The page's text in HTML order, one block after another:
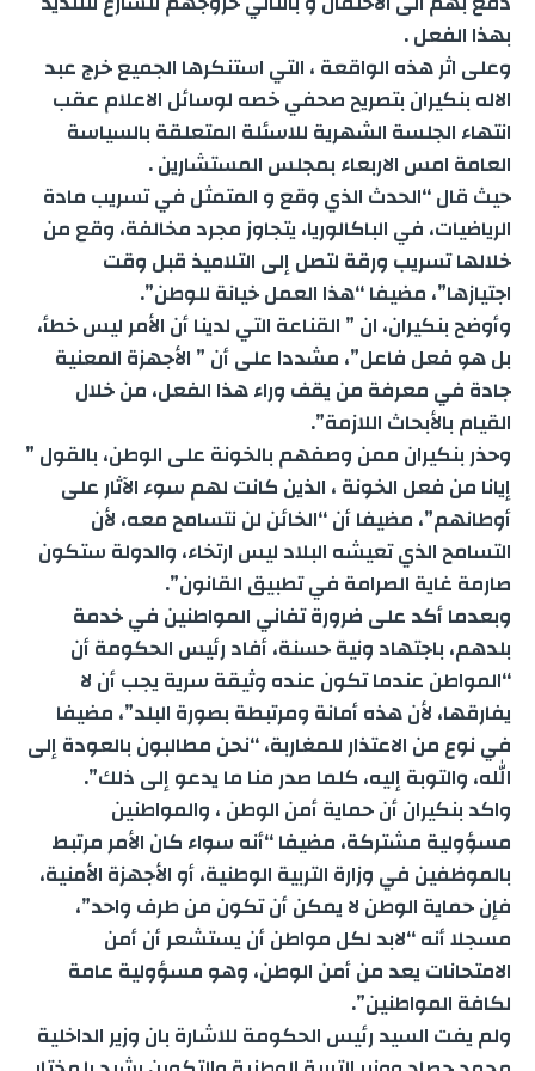
o
k
p
n
m
e
e
بهذا الفعل .
وعلى اثر هذه الواقعة ، التي استنكرها الجميع خرج عبد
الاله بنكيران بتصريح صحفي خصه لوسائل الاعلام عقب
انتهاء الجلسة الشهرية للاسئلة المتعلقة بالسياسة
العامة امس الاربعاء بمجلس المستشارين .
حيث قال “الحدث الذي وقع و المتمثل في تسريب مادة
الرياضيات، في الباكالوريا، يتجاوز مجرد مخالفة، وقع من
خلالها تسريب ورقة لتصل إلى التلاميذ قبل وقت
اجتيازها”، مضيفا “هذا العمل خيانة للوطن”.
وأوضح بنكيران، ان ” القناعة التي لدينا أن الأمر ليس خطأ،
بل هو فعل فاعل”، مشددا على أن ” الأجهزة المعنية
جادة في معرفة من يقف وراء هذا الفعل، من خلال
القيام بالأبحاث اللازمة”.
وحذر بنكيران ممن وصفهم بالخونة على الوطن، بالقول ”
إيانا من فعل الخونة ، الذين كانت لهم سوء الآثار على
أوطانهم”، مضيفا أن “الخائن لن نتسامح معه، لأن
التسامح الذي تعيشه البلاد ليس ارتخاء، والدولة ستكون
صارمة غاية الصرامة في تطبيق القانون”.
وبعدما أكد على ضرورة تفاني المواطنين في خدمة
بلدهم، باجتهاد ونية حسنة، أفاد رئيس الحكومة أن
“المواطن عندما تكون عنده وثيقة سرية يجب أن لا
يفارقها، لأن هذه أمانة ومرتبطة بصورة البلد”، مضيفا
في نوع من الاعتذار للمغاربة، “نحن مطالبون بالعودة إلى
الله، والتوبة إليه، كلما صدر منا ما يدعو إلى ذلك”.
واكد بنكيران أن حماية أمن الوطن ، والمواطنين
مسؤولية مشتركة، مضيفا “أنه سواء كان الأمر مرتبط
بالموظفين في وزارة التربية الوطنية، أو الأجهزة الأمنية،
فإن حماية الوطن لا يمكن أن تكون من طرف واحد”،
مسجلا أنه “لابد لكل مواطن أن يستشعر أن أمن
الامتحانات يعد من أمن الوطن، وهو مسؤولية عامة
لكافة المواطنين”.
ولم يفت السيد رئيس الحكومة للاشارة بان وزير الداخلية